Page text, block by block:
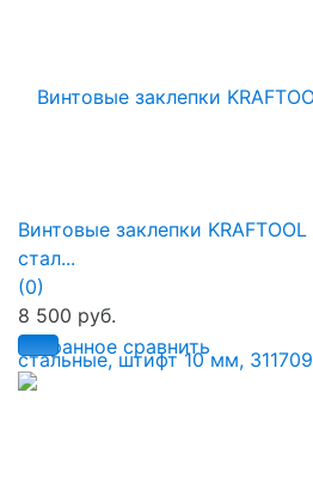
избранное сравнить
Винтовые заклепки
стал...
(0)
8 500 руб.